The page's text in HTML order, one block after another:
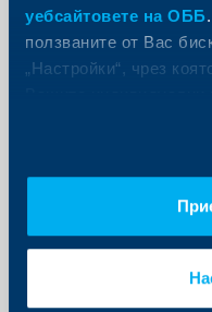
уебсайтовете на ОББ
ползваните от Вас
„Настройки“, чрез
Global
банка за
България